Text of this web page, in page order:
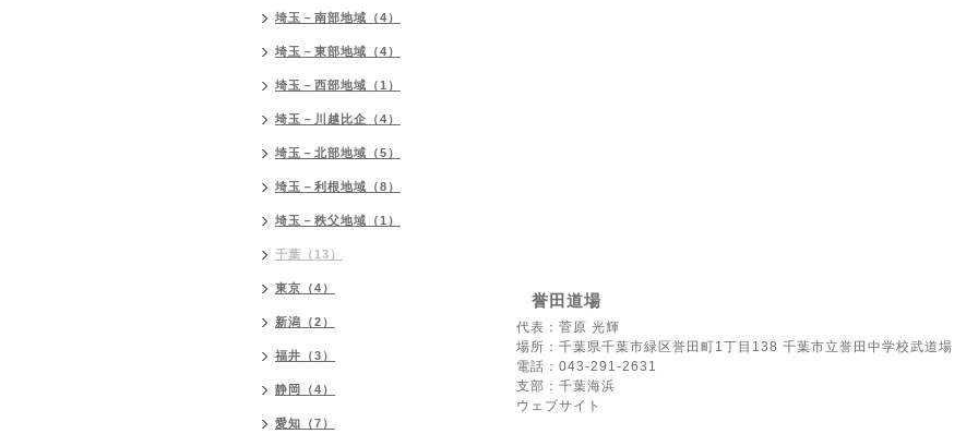
誉田道場
代表：菅原 光輝
場所：千葉県千葉市緑区誉田町1丁目138 千葉市立誉田中学校武道場
電話：043-291-2631
支部：千葉海浜
ウェブサイト
埼玉－南部地域（4）
埼玉－東部地域（4）
埼玉－西部地域（1）
埼玉－川越比企（4）
埼玉－北部地域（5）
埼玉－利根地域（8）
埼玉－秩父地域（1）
千葉（13）
東京（4）
新潟（2）
福井（3）
静岡（4）
愛知（7）